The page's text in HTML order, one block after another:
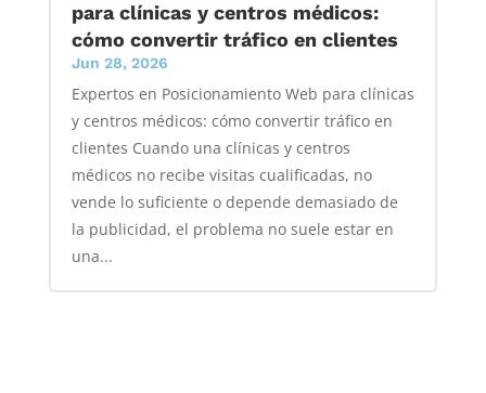
para clínicas y centros médicos:
cómo convertir tráfico en clientes
Jun 28, 2026
Expertos en Posicionamiento Web para clínicas
y centros médicos: cómo convertir tráfico en
clientes Cuando una clínicas y centros
médicos no recibe visitas cualificadas, no
vende lo suficiente o depende demasiado de
la publicidad, el problema no suele estar en
una...